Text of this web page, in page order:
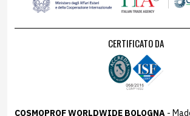
CERTIFICATO DA
COSMOPROF WORLDWIDE BOLOGNA -